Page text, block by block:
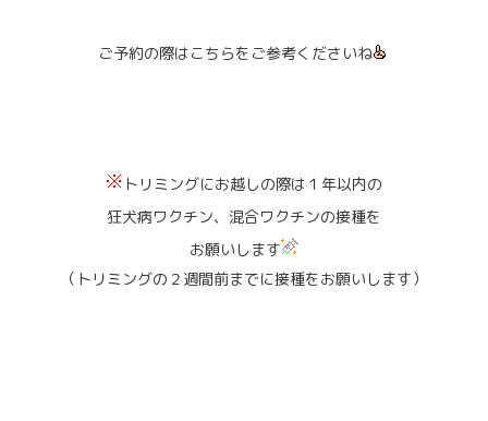
ご予約の際はこちらをご参考くださいね
トリミングにお越しの際は１年以内の
狂犬病ワクチン、混合ワクチンの接種を
お願いします
（トリミングの２週間前までに接種をお願いします）